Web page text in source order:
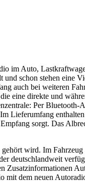
im Auto,
schon stehen eine
auch bei weiteren
eine direkte und
Per
Lieferumfang
sorgt. Das
wird. Im
deutschlandweit
Zusatzinformationen
dem neuen